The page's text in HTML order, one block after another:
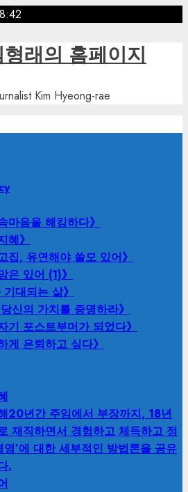
래의 홈페이지
Kim Hyeong-rae
마음을 해킹하다》
혜》
집, 유연해야 쓸모 있어》
은 있어 (1)》
대되는 삶》
신의 가치를 증명하라》
기 포스트부머가 되었다》
게 은퇴하고 싶다》
20년간 주임에서 부장까지, 18년
재직하면서 경험하고 체득하고 정
영’에 대한 세부적인 방법론을 공유
.